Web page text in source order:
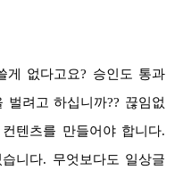
게 없다고요? 승인도 통과
려고 하십니까?? 끊임없
텐츠를 만들어야 합니다.
니다. 무엇보다도 일상글